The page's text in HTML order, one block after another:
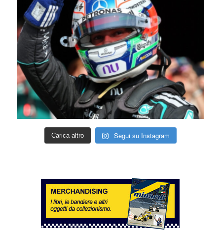
Carica altro Segui su Instagram